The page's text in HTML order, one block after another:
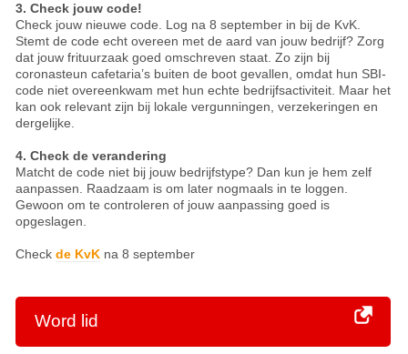
3. Check jouw code!
Check jouw nieuwe code. Log na 8 september in bij de KvK.
Stemt de code echt overeen met de aard van jouw bedrijf? Zorg
dat jouw frituurzaak goed omschreven staat. Zo zijn bij
coronasteun cafetaria’s buiten de boot gevallen, omdat hun SBI-
code niet overeenkwam met hun echte bedrijfsactiviteit. Maar het
kan ook relevant zijn bij lokale vergunningen, verzekeringen en
dergelijke.
4. Check de verandering
Matcht de code niet bij jouw bedrijfstype? Dan kun je hem zelf
aanpassen. Raadzaam is om later nogmaals in te loggen.
Gewoon om te controleren of jouw aanpassing goed is
opgeslagen.
Check de KvK na 8 september
Word lid